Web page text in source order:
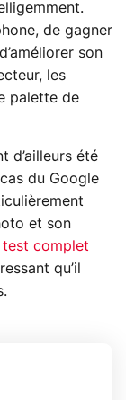
de gagner
son
les
palette de
d’ailleurs été
du Google
et son
complet
qu’il